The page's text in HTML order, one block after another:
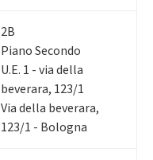
2B
Piano Secondo
U.E. 1 - via della
beverara, 123/1
Via della beverara,
123/1 - Bologna